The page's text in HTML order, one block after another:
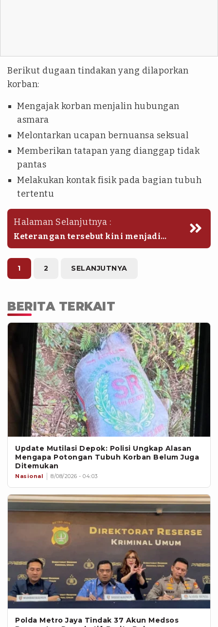
Berikut dugaan tindakan yang dilaporkan
korban:
Mengajak korban menjalin hubungan
asmara
Melontarkan ucapan bernuansa seksual
Memberikan tatapan yang dianggap tidak
pantas
Melakukan kontak fisik pada bagian tubuh
tertentu
Halaman Selanjutnya :
Keterangan tersebut kini menjadi
bagian dari materi penyelidikan oleh
penyidik.
1 2 SELANJUTNYA
BERITA TERKAIT
Update Mutilasi Depok: Polisi Ungkap Alasan
Mengapa Potongan Tubuh Korban Belum Juga
Ditemukan
Nasional 8/08/2026 - 04:03
Polda Metro Jaya Tindak 37 Akun Medsos